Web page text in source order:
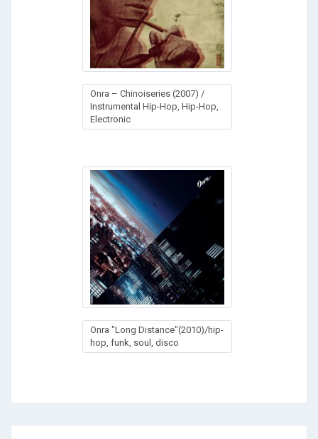
Onra – Chinoiseries (2007) /
Instrumental Hip-Hop, Hip-Hop,
Electronic
Onra "Long Distance"(2010)/hip-
hop, funk, soul, disco